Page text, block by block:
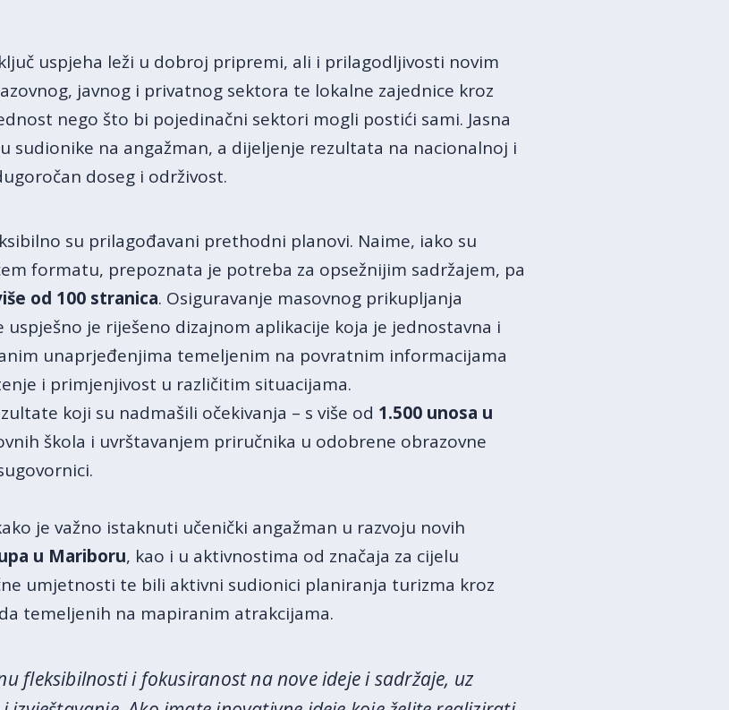
uspjeha leži u dobroj pripremi, ali i prilagodljivosti novim
javnog i privatnog sektora te lokalne zajednice kroz
nego što bi pojedinačni sektori mogli postići sami. Jasna
sudionike na angažman, a dijeljenje rezultata na nacionalnoj i
doseg i održivost.
su prilagođavani prethodni planovi. Naime, iako su
formatu, prepoznata je potreba za opsežnijim sadržajem, pa
od 100 stranica. Osiguravanje masovnog prikupljanja
je riješeno dizajnom aplikacije koja je jednostavna i
unaprjeđenjima temeljenim na povratnim informacijama
i primjenjivost u različitim situacijama.
koji su nadmašili očekivanja – s više od 1.500 unosa u
škola i uvrštavanjem priručnika u odobrene obrazovne
je važno istaknuti učenički angažman u razvoju novih
u Mariboru, kao i u aktivnostima od značaja za cijelu
umjetnosti te bili aktivni sudionici planiranja turizma kroz
temeljenih na mapiranim atrakcijama.
fleksibilnosti i fokusiranost na nove ideje i sadržaje, uz